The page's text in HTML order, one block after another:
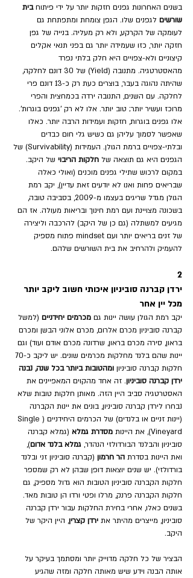
בשנים האחרונות גפנים חזקות יותר על ידי פיתוח בית
שורשים לגפנים שלו. הגפן צומחת ומתפתחת גם
לעומקה של הקרקע, ולא רק מעליה. בנייה של גפן
חזקה יותר, כזו שעמידה יותר גם בפני תנאי אקלים
קיצוניים ולא-צפויים היא חלק בלתי נפרד
מהאסטרטגיה. מתנובה (Yield) של 30 דונם לחלקה,
שהיתה נהוגה בעבר, בוצרים כעת רק כ-13 דונם פרי
לחלקה. עם השנים, התנובה ירדה בכמחצית והפרי
מרוכז ועשיר יותר; טוב יותר. אלו לא רק 'גפנים בוגרות'.
אלו גפנים בוגרות, חזקות ועמידות הרבה יותר. כאלו
שאפשר לסמוך עליהן גם כשיש גלי חום כבדים
ובלתי-צפויים ברמת הגולן. העמידות (Survivability) של
הגפנים היא גם תוצאה של חלקות הריבוי של היקב.
במקום לרכוש שתילי גפנים מוכנים (ואולי כאלה
שבריאים פחות ואנו לא יודעים זאת עדיין), יקב רמת
הגולן מגדל שריגים בעצמו מ-2009, בסביבה טובה,
בשכונה מצויינת ועם רמת חינוך ובריאות מעולה. אז הם
מגיעים למשתלה (גם כן של היקב) להרכבה וליצירה
של זנים בריאים יותר ועם mindset פתוח מספיק
להעמיק ולהרחיב את בית השורשים שלהם.
2
ירדן קברנה סוביניון איכותי חשוב ליקב יותר
מכל יין אחר
יקב רמת הגולן עושה יינות גם מכרמים יחידניים (למשל
קברנה סוביניון מכרם אלרום, מכרם אלוני הבשן ומכרם
בראון, סירה מכרם בראון, שרדונה מכרם אודם ועוד) וגם
חלקות קברנה סוביניון ומהטובות ביותר בכל שנה, נבנה
ירדן קברנה סוביניון. זה אחד מהקוים המאפיינים את
האסטרטגיה סביב היין הזה. מאותן חלקות טובות שלא
נבחרו לירדן קברנה סוביניון, בונים את יינות הקברנה
(יינות זניים או בלנדים) של הכרמים היחידניים (Single
Vineyard), את היינות
מסדרת גמלא (גמלא קברנה
סוביניון והבלנד הבורדולזי הנהדר, גמלא בלנד אדום),
ואת היינות בסדרת הר חרמון (קברנה סוביניון זני ובלנד
בורדולזי). יש שנים יוצאות דופן שבהן לא רק שמספר
חלקות הקברנה סוביניון הטובות הוא גדול מספיק, גם
חלקות הקברנה פרנק, מרלו ופטי ורדו הן טובות מאד.
בשנים כאלו, אחרי בחירת החלקות עבור ירדן קברנה
סוביניון, מייצרים מהיתר את ירדן קצרין, היין היקר של
היקב.
הבציר של כל חלקה מדוייק יותר ומסתמך בעיקר על
אותה הבנה וידע שיש מאותה חלקה ומזה שהגיע